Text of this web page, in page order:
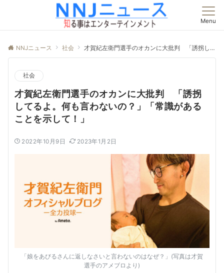
Menu
NNJニュース 社会 才賀紀左衛門選手のオカンに大批判 「誘拐してるよ。何も言わないの？」「常識があることを示して！」
社会
才賀紀左衛門選手のオカンに大批判 「誘拐
してるよ。何も言わないの？」「常識がある
ことを示して！」
2022年10月9日 2023年1月2日
「娘をあびるさんに返しなさいと言わないのはなぜ？」(写真は才賀
選手のアメブロより)